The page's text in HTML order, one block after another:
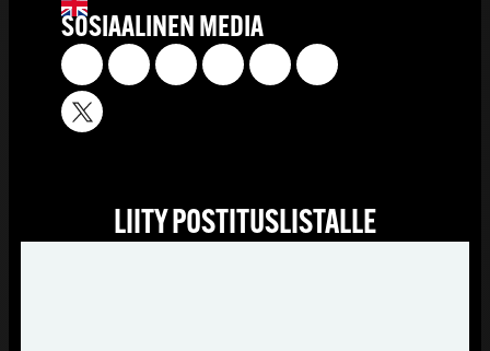
SOSIAALINEN MEDIA
LIITY POSTITUSLISTALLE